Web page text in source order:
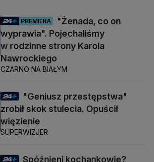
PREMIERA
"Żenada, co on
wyprawia". Pojechaliśmy
w rodzinne strony Karola
Nawrockiego
CZARNO NA BIAŁYM
"Geniusz przestępstwa"
zrobił skok stulecia. Opuścił
więzienie
SUPERWIZJER
Spóźnieni kochankowie?